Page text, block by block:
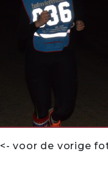
<- voor de vorige